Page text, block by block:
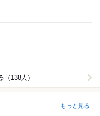
（138人）
もっと見る